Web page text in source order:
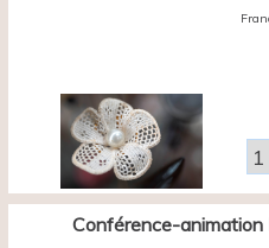
Conférence-animation